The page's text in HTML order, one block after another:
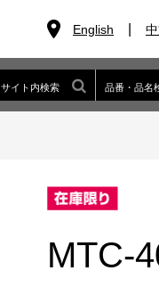
English
サイト内検索 品番・品名
MTC-